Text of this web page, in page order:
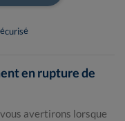
en rupture de
avertirons lorsque